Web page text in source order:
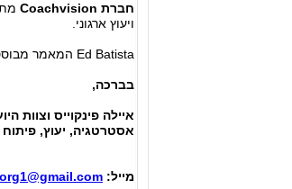
חברת Coachvision
ויעוץ ארגוני.
Ed Batista המאמר מבוסס על כתבתו של ב.Harvard Business Review-
בברכה,
איילה פינקוייס וצוות
אסטרטגיה, יעוץ, פיתוח
מייל: